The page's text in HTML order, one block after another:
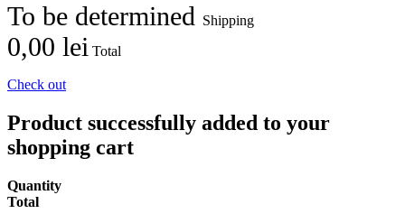
To be determined Shipping
0,00 lei Total
Check out
Product successfully added to your
shopping cart
Quantity
Total